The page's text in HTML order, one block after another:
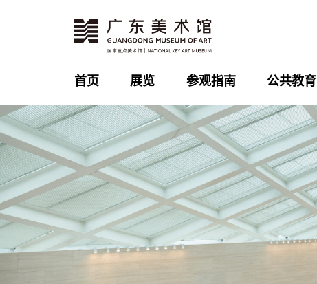
首页 展览 参观指南 公共教育